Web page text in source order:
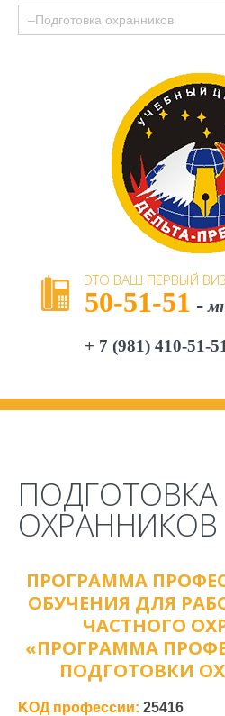
ЭТО ВАШ ПЕРВЫЙ
50-51-51 -
+ 7 (981) 410-51-51
ПОДГОТОВКА
ОХРАННИКОВ
ПРОГРАММА
ОБУЧЕНИЯ ДЛЯ
ЧАСТНОГО
«ПРОГРАММА
ПОДГОТОВКИ
KOД профессии: 25416